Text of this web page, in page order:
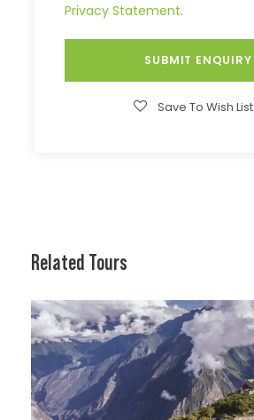
Privacy Statement.
Save To Wish List
Related Tours